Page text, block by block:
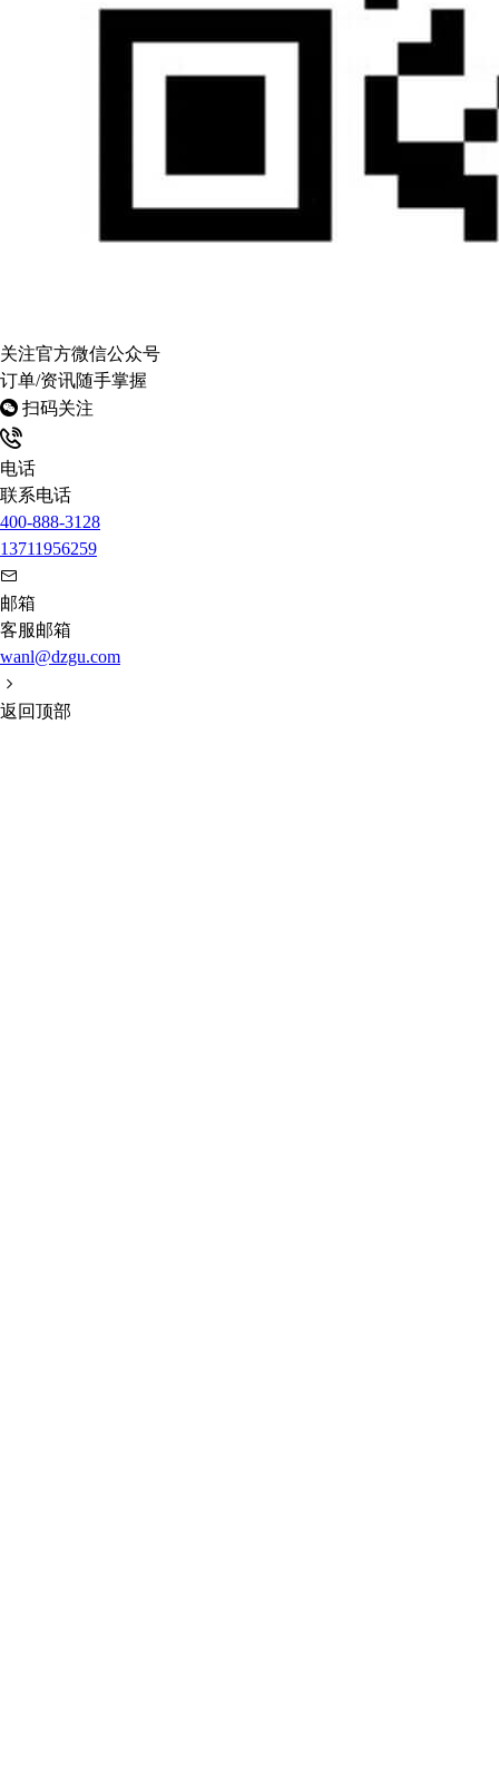
关注官方微信公众号
订单/资讯随手掌握
扫码关注
电话
联系电话
400-888-3128
13711956259
邮箱
客服邮箱
wanl@dzgu.com
返回顶部